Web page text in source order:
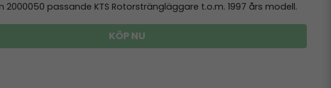
2000050 passande KTS Rotorsträngläggare t.o.m. 1997 års modell.
KÖP NU